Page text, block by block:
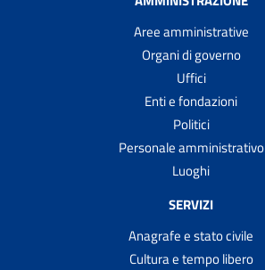
Aree amministrative
Organi di governo
Uffici
Enti e fondazioni
Politici
Personale amministrativo
Luoghi
SERVIZI
Anagrafe e stato civile
Cultura e tempo libero